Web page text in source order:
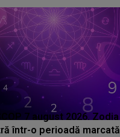
7 august 2026. Zodia
într-o perioadă marcată